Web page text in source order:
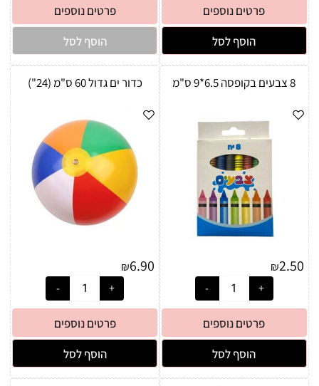
פרטים נוספים
הוסף לסל
פרטים נוספים
הוסף לסל
8 צבעים בקופסה 6.5*9 ס"מ
₪2.50
פרטים נוספים
הוסף לסל
כדור ים גדול 60 ס"מ (24")
₪6.90
פרטים נוספים
הוסף לסל